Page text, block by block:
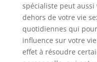
spécialiste peut aussi
dehors de votre vie
quotidiennes qui
influence sur votre
effet à résoudre